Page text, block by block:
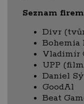
Seznam
Divr
Bohemia
Vladimír
UPP
Daniel
GoodAl
Beat